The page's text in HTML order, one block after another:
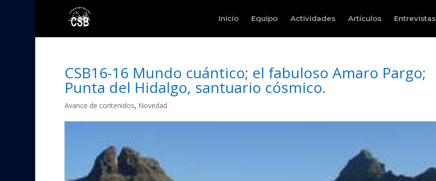
Inicio Equipo Actividades Artículos Entrevistas
CSB16-16 Mundo cuántico; el fabuloso Amaro Pargo;
Punta del Hidalgo, santuario cósmico.
Avance de contenidos, Novedad